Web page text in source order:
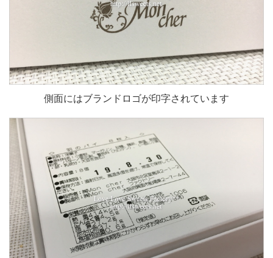
側面にはブランドロゴが印字されています